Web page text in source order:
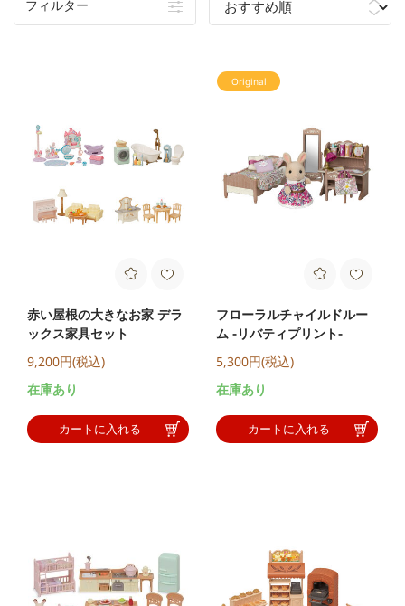
フィルター
赤い屋根の大きなお家 デラ
ックス家具セット
9,200円(税込)
在庫あり
カートに入れる
Original
フローラルチャイルドルー
ム -リバティプリント-
5,300円(税込)
在庫あり
カートに入れる